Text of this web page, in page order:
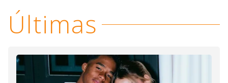
Últimas